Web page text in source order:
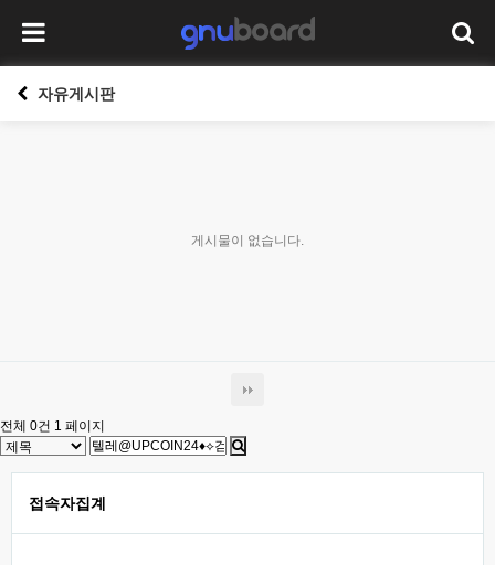
자유게시판
게시물이 없습니다.
전체 0건 1 페이지
접속자집계